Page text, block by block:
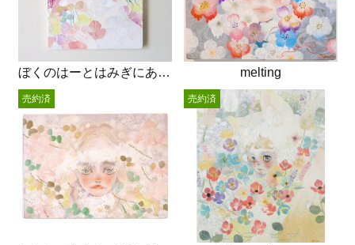
ぼくのはーとはみぎにあるのかもしれないし melting
売約済 売約済